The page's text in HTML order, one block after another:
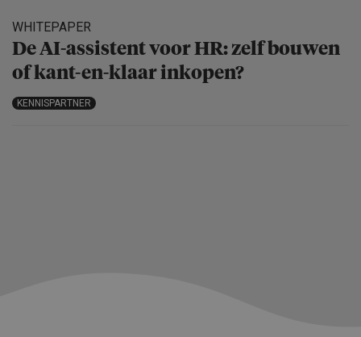
WHITEPAPER
De AI-assistent voor HR: zelf bouwen
of kant-en-klaar inkopen?
KENNISPARTNER